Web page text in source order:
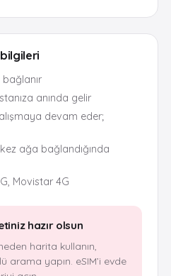
anında gelir
devam eder;
ağa bağlandığında
Movistar 4G
hazır olsun
harita kullanın,
arama yapın. eSIM’i evde